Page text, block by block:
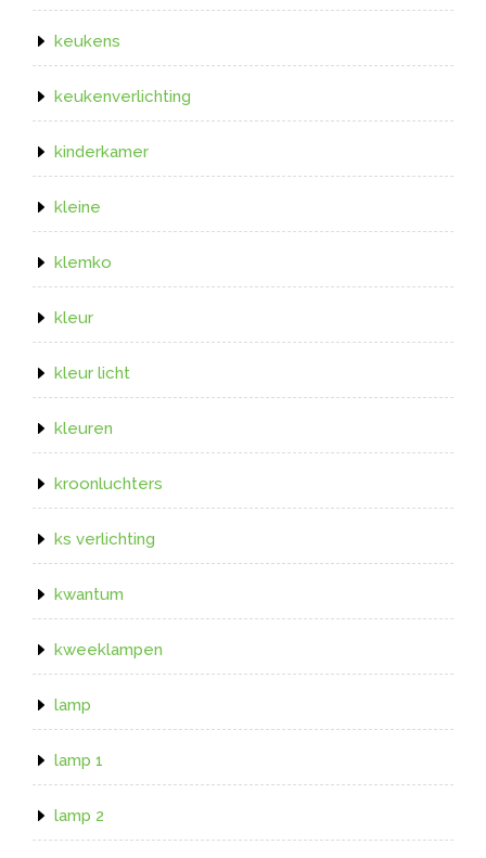
keukens
keukenverlichting
kinderkamer
kleine
klemko
kleur
kleur licht
kleuren
kroonluchters
ks verlichting
kwantum
kweeklampen
lamp
lamp 1
lamp 2